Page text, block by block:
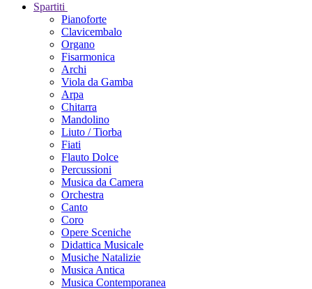
Spartiti
Pianoforte
Clavicembalo
Organo
Fisarmonica
Archi
Viola da Gamba
Arpa
Chitarra
Mandolino
Liuto / Tiorba
Fiati
Flauto Dolce
Percussioni
Musica da Camera
Orchestra
Canto
Coro
Opere Sceniche
Didattica Musicale
Musiche Natalizie
Musica Antica
Musica Contemporanea